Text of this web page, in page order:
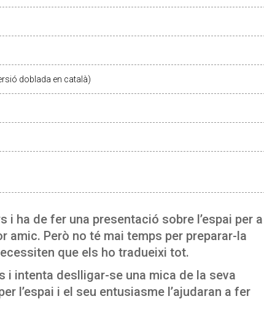
doblada en català)
i ha de fer una presentació sobre l’espai per a
amic. Però no té mai temps per preparar-la
que els ho tradueixi tot.
i intenta deslligar-se una mica de la seva
l’espai i el seu entusiasme l’ajudaran a fer